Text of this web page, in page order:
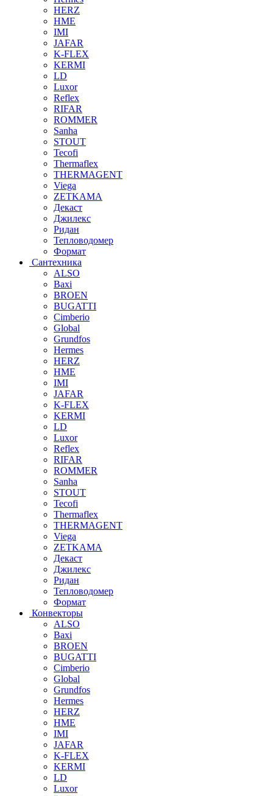
HERZ
HME
IMI
JAFAR
K-FLEX
KERMI
LD
Luxor
Reflex
RIFAR
ROMMER
Sanha
STOUT
Tecofi
Thermaflex
THERMAGENT
Viega
ZETKAMA
Декаст
Джилекс
Ридан
Тепловодомер
Формат
Сантехника
ALSO
Baxi
BROEN
BUGATTI
Cimberio
Global
Grundfos
Hermes
HERZ
HME
IMI
JAFAR
K-FLEX
KERMI
LD
Luxor
Reflex
RIFAR
ROMMER
Sanha
STOUT
Tecofi
Thermaflex
THERMAGENT
Viega
ZETKAMA
Декаст
Джилекс
Ридан
Тепловодомер
Формат
Конвекторы
ALSO
Baxi
BROEN
BUGATTI
Cimberio
Global
Grundfos
Hermes
HERZ
HME
IMI
JAFAR
K-FLEX
KERMI
LD
Luxor